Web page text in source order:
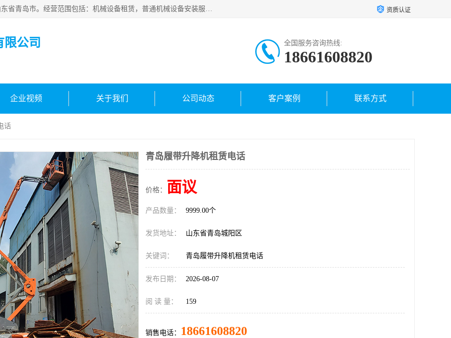
青岛高晟工程机械租赁有限公司成立于2015年，注册地位于山东省青岛市。经营范围包括：机械设备租赁，普通机械设备安装服务，电子、机械设备维护，专用设备修理，通用设备修理，机械设备销售，环境保护专用设备销售，建筑材料销售，专业保洁、清洗、消毒服务，劳动保护用品销售，信息技术咨询服务，汽车拖车、求援、清障服务，物业管理；工程管理服务，货物进出口，技术进出口，汽车销售，新能源汽车整车销售等。 资质认证
限公司 全国服务咨询热线:
18661608820
企业视频 关于我们 公司动态 客户案例 联系方式
话
青岛履带升降机租赁电话
价格： 面议
产品数量： 9999.00个
发货地址： 山东省青岛城阳区
关键词： 青岛履带升降机租赁电话
发布日期： 2026-08-07
阅 读 量： 159
销售电话： 18661608820